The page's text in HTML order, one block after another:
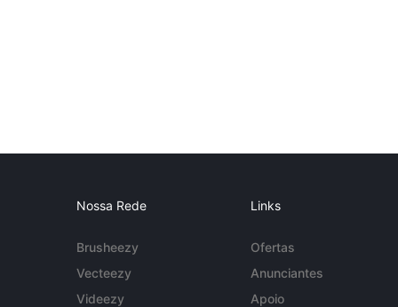
Nossa Rede
Brusheezy
Vecteezy
Videezy
Links
Ofertas
Anunciantes
Apoio